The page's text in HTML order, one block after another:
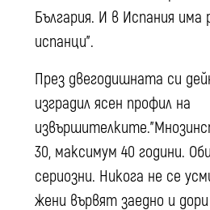
България. И в Испания
испанци".
През двегодишната си
изградил ясен профил на
30, максимум 40 години.
сериозни. Никога не се
жени вървят заедно и